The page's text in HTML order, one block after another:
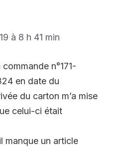
à 8 h 41 min
commande n°171-
en date du
du carton m’a mise
celui-ci était
manque un article